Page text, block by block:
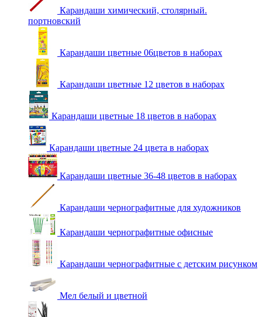
Карандаши химический, столярный.
портновский
Карандаши цветные 06цветов в наборах
Карандаши цветные 12 цветов в наборах
Карандаши цветные 18 цветов в наборах
Карандаши цветные 24 цвета в наборах
Карандаши цветные 36-48 цветов в наборах
Карандаши чернографитные для художников
Карандаши чернографитные офисные
Карандаши чернографитные с детским рисунком
Мел белый и цветной